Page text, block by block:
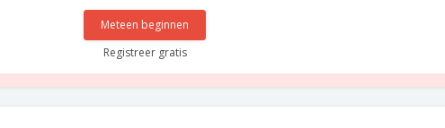
Meteen beginnen
Registreer gratis